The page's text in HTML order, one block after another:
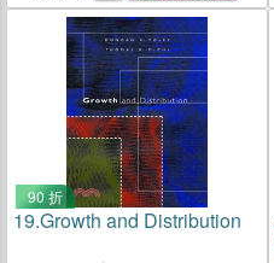
90 折
19.Growth and Distribution